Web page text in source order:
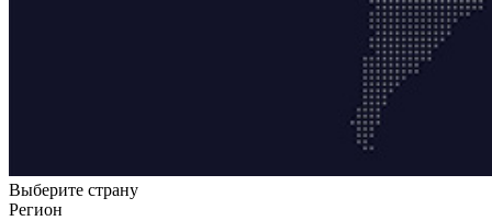
Выберите страну
Регион